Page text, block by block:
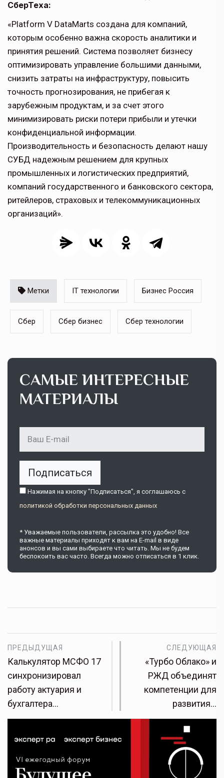
СберТеха:
«Platform V DataMarts создана для компаний,
которым особенно важна скорость аналитики и
принятия решений. Система позволяет бизнесу
оптимизировать управление большими данными,
снизить затраты на инфраструктуру, повысить
точность прогнозирования, не прибегая к
зарубежным продуктам, и за счет этого
минимизировать риски потери прибыли и утечки
конфиденциальной информации.
Производительность и безопасность делают нашу
СУБД надежным решением для крупных
промышленных и логистических предприятий,
компаний государственного и банковского сектора,
ритейлеров, страховых и телекоммуникационных
организаций».
Метки IT технологии Бизнес Россия
Сбер Сбер бизнес Сбер технологии
САМЫЕ ИНТЕРЕСНЫЕ
МАТЕРИАЛЫ
Подписаться
Нажимая на кнопку "Подписаться", я соглашаюсь c
политикой обработки персональных данных
* Уважаемые пользователи, рассылка это удобно! Все
важные материалы приходят к вам на E-mail в виде
анонсов и вы сами выбираете что читать. Мы не будем
беспокоить вас часто. Всегда можно отписаться в 1 клик.
ПРЕДЫДУЩАЯ
Калькулятор МСФО 17
синхронизировал
работу актуария и
бухгалтера…
СЛЕДУЮЩАЯ
«Турбо Облако» и
РЖД объединят
компетенции для
развития…